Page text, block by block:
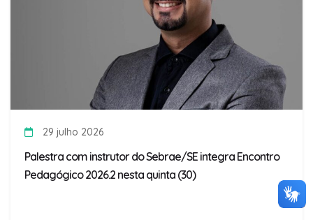
29 julho 2026
Palestra com instrutor do Sebrae/SE integra Encontro
Pedagógico 2026.2 nesta quinta (30)